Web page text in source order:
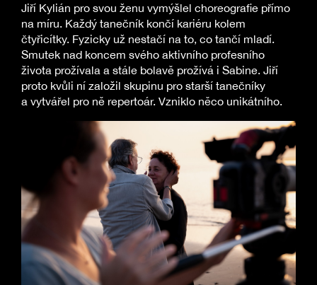
Jiří Kylián pro svou ženu vymýšlel choreografie přímo
na míru. Každý tanečník končí kariéru kolem
čtyřicítky. Fyzicky už nestačí na to, co tančí mladí.
Smutek nad koncem svého aktivního profesního
života prožívala a stále bolavě prožívá i Sabine. Jiří
proto kvůli ní založil skupinu pro starší tanečníky
a vytvářel pro ně repertoár. Vzniklo něco unikátního.